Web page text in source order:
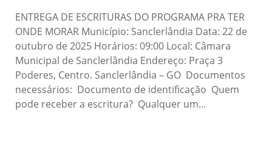
ENTREGA DE ESCRITURAS DO PROGRAMA PRA TER
ONDE MORAR Município: Sanclerlândia Data: 22 de
outubro de 2025 Horários: 09:00 Local: Câmara
Municipal de Sanclerlândia Endereço: Praça 3
Poderes, Centro. Sanclerlândia – GO Documentos
necessários: Documento de identificação Quem
pode receber a escritura? Qualquer um…